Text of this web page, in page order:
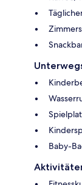
Baby-